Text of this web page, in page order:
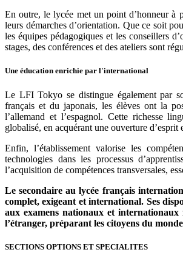
En outre, le lycée met un point d’honneur à
leurs démarches d’orientation. Que ce soit
les équipes pédagogiques et les conseillers
stages, des conférences et des ateliers sont
Une éducation enrichie par l'international
Le LFI Tokyo se distingue également par
français et du japonais, les élèves ont la
l’allemand et l’espagnol. Cette richesse
globalisé, en acquérant une ouverture
Enfin, l’établissement valorise les
technologies dans les processus
l’acquisition de compétences transversales,
Le secondaire au lycée français
complet, exigeant et international. Ses
aux examens nationaux et
l’étranger, préparant les citoyens du
SECTIONS OPTIONS ET SPECIALITES